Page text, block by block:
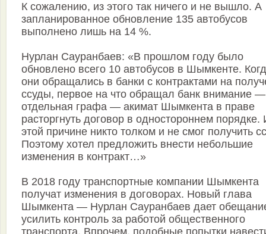
К сожалению, из этого так ничего и не вышло. А
запланированное обновление 135 автобусов
выполнено лишь на 14 %.
Нурлан Сауранбаев: «В прошлом году было
обновлено всего 10 автобусов в Шымкенте.
они обращались в банки с контрактами на
ссуды, первое на что обращал банк внимание —
отдельная графа — акимат Шымкента в праве
расторгнуть договор в одностороннем порядке.
этой причине никто толком и не смог получить
Поэтому хотел предложить внести небольшие
изменения в контракт…»
В 2018 году транспортные компании Шымкента
получат изменения в договорах. Новый глава
Шымкента — Нурлан Сауранбаев дает
усилить контроль за работой общественного